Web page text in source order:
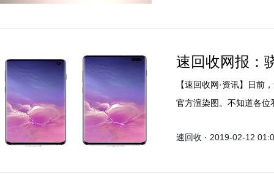
速回收网报：
【速回收网·资讯】日前
官方渲染图。不知道各
范围内手机快递回收，
速回收 · 2019-02-12